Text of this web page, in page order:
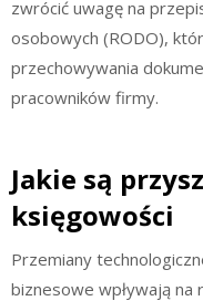
zwrócić uwagę na
osobowych (RODO),
przechowywania
pracowników firmy.
Jakie są
księgowości
Przemiany
biznesowe wpływają na